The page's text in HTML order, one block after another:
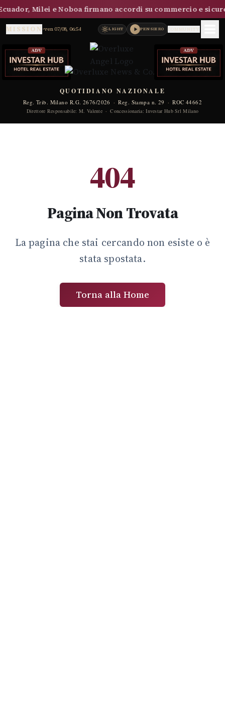
Milei e Noboa firmano accordi su commercio e
MISSION•ven 07/08, 06:54 LIGHT PENSIERO COMMUNITY
QUOTIDIANO NAZIONALE
Reg. Trib. Milano R.G. 2676/2026 · Reg. Stampa n. 29 · ROC 44662
Direttore Responsabile: M. Valente · Concessionaria: Investar Hub Srl Milano
404
Pagina Non Trovata
La pagina che stai cercando non esiste o è
stata spostata.
Torna alla Home